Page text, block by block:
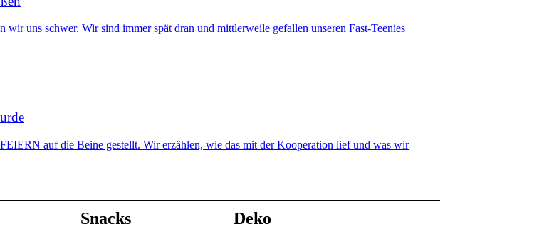
uns schwer. Wir sind immer spät dran und mittlerweile gefallen unseren Fast-Teenies
auf die Beine gestellt. Wir erzählen, wie das mit der Kooperation lief und was wir
Snacks Deko